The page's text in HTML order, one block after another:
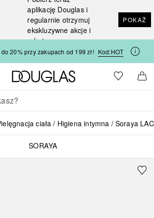
aplikację Douglas i
regularnie otrzymuj
ekskluzywne akcje i
rabaty
POKAŻ
20% przy zakupach od 199 zł! Kod:HOT
Strona główna Douglas
Do listyDo
ciała Higiena intymna Soraya
SORAYA